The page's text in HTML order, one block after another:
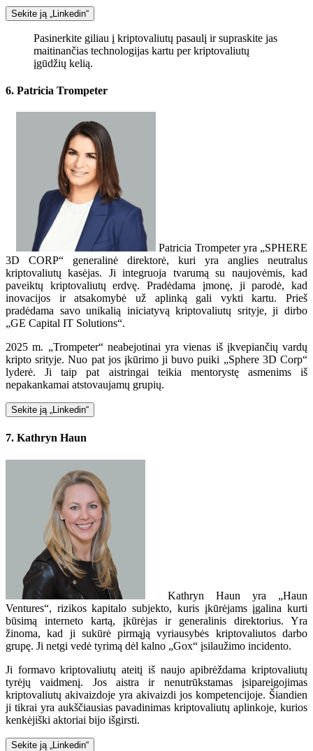
Sekite ją „Linkedin“
Pasinerkite giliau į kriptovaliutų pasaulį ir supraskite jas
maitinančias technologijas kartu per kriptovaliutų
įgūdžių kelią.
6. Patricia Trompeter
Patricia Trompeter yra „SPHERE
3D CORP“ ​​generalinė direktorė, kuri yra anglies neutralus
kriptovaliutų kasėjas. Ji integruoja tvarumą su naujovėmis, kad
paveiktų kriptovaliutų erdvę. Pradėdama įmonę, ji parodė, kad
inovacijos ir atsakomybė už aplinką gali vykti kartu. Prieš
pradėdama savo unikalią iniciatyvą kriptovaliutų srityje, ji dirbo
„GE Capital IT Solutions“.
2025 m. „Trompeter“ neabejotinai yra vienas iš įkvepiančių vardų
kripto srityje. Nuo pat jos įkūrimo ji buvo puiki „Sphere 3D Corp“
lyderė. Ji taip pat aistringai teikia mentorystę asmenims iš
nepakankamai atstovaujamų grupių.
Sekite ją „Linkedin“
7. Kathryn Haun
Kathryn Haun yra „Haun
Ventures“, rizikos kapitalo subjekto, kuris įkūrėjams įgalina kurti
būsimą interneto kartą, įkūrėjas ir generalinis direktorius. Yra
žinoma, kad ji sukūrė pirmąją vyriausybės kriptovaliutos darbo
grupę. Ji netgi vedė tyrimą dėl kalno „Gox“ įsilaužimo incidento.
Ji formavo kriptovaliutų ateitį iš naujo apibrėždama kriptovaliutų
tyrėjų vaidmenį. Jos aistra ir nenutrūkstamas įsipareigojimas
kriptovaliutų akivaizdoje yra akivaizdi jos kompetencijoje. Šiandien
ji tikrai yra aukščiausias pavadinimas kriptovaliutų aplinkoje, kurios
kenkėjiški aktoriai bijo išgirsti.
Sekite ją „Linkedin“